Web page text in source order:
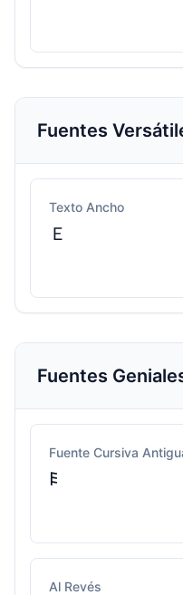
Fuentes
Texto Ancho
Ｅ
Fuentes
Fuente Cursiva
𐌄
Al Revés